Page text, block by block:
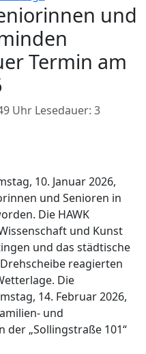
und
Termin am
Uhr Lesedauer: 3
10. Januar 2026,
und Senioren in
Die HAWK
und Kunst
und das städtische
reagierten
Die
14. Februar 2026,
und
„Sollingstraße 101“